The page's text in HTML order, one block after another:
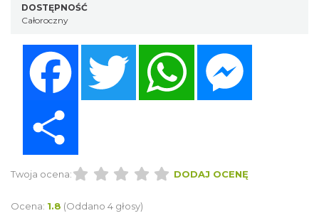
DOSTĘPNOŚĆ
Całoroczny
Twitter WhatsApp
Twoja ocena: DODAJ OCENĘ
Ocena: 1.8 (Oddano 4 głosy)